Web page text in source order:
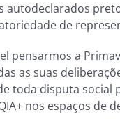
de
pensarmos a
as suas
toda disputa
nos espaços